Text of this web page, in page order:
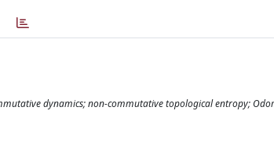
dynamics; non-commutative topological entropy;